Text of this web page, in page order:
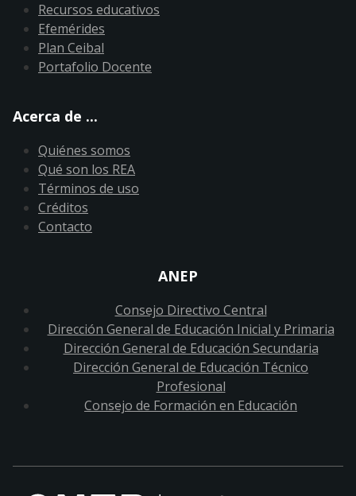
Recursos educativos
Efemérides
Plan Ceibal
Portafolio Docente
Acerca de ...
Quiénes somos
Qué son los REA
Términos de uso
Créditos
Contacto
ANEP
Consejo Directivo Central
Dirección General de Educación Inicial y Primaria
Dirección General de Educación Secundaria
Dirección General de Educación Técnico
Profesional
Consejo de Formación en Educación